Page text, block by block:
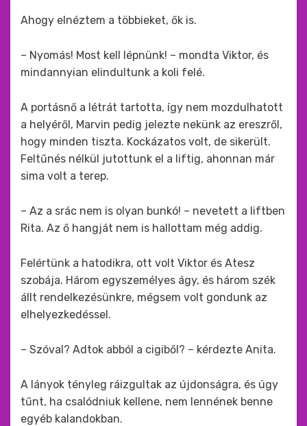
Ahogy elnéztem a többieket, ők is.
– Nyomás! Most kell lépnünk! – mondta Viktor, és
mindannyian elindultunk a koli felé.
A portásnő a létrát tartotta, így nem mozdulhatott
a helyéről, Marvin pedig jelezte nekünk az ereszről,
hogy minden tiszta. Kockázatos volt, de sikerült.
Feltűnés nélkül jutottunk el a liftig, ahonnan már
sima volt a terep.
– Az a srác nem is olyan bunkó! – nevetett a liftben
Rita. Az ő hangját nem is hallottam még addig.
Felértünk a hatodikra, ott volt Viktor és Atesz
szobája. Három egyszemélyes ágy, és három szék
állt rendelkezésünkre, mégsem volt gondunk az
elhelyezkedéssel.
– Szóval? Adtok abból a cigiből? – kérdezte Anita.
A lányok tényleg ráizgultak az újdonságra, és úgy
tűnt, ha csalódniuk kellene, nem lennének benne
egyéb kalandokban.